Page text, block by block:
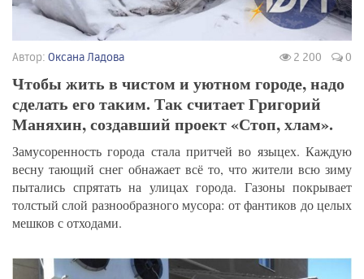
Автор: Оксана Ладова 2 200 0
Чтобы жить в чистом и уютном городе, надо
сделать его таким. Так считает Григорий
Маняхин, создавший проект «Стоп, хлам».
Замусоренность города стала притчей во языцех. Каждую
весну тающий снег обнажает всё то, что жители всю зиму
пытались спрятать на улицах города. Газоны покрывает
толстый слой разнообразного мусора: от фантиков до целых
мешков с отходами.